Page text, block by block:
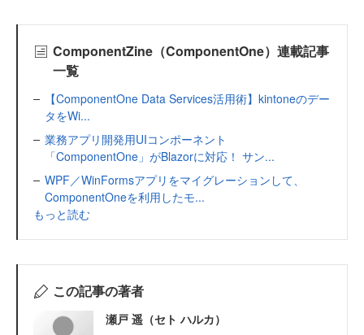
ComponentZine（ComponentOne）連載記事
一覧
【ComponentOne Data Services活用術】kintoneのデー
タをWi...
業務アプリ開発用UIコンポーネント
「ComponentOne」がBlazorに対応！ サン...
WPF／WinFormsアプリをマイグレーションして、
ComponentOneを利用したモ...
もっと読む
この記事の著者
瀬戸 遥（セト ハルカ）